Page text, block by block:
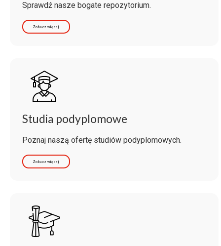
Sprawdź nasze bogate repozytorium.
Zobacz więcej
Studia podyplomowe
Poznaj naszą ofertę studiów podyplomowych.
Zobacz więcej